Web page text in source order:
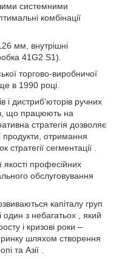
системними
комбінації
мм, внутрішні
41G2 S1).
торгово-виробничої
в 1990 році.
і дистриб'юторів ручних
що працюють на
стратегія дозволяє
продукти, отримання
сегментації .
професійних
обслуговування
капіталу груп
один з небагатьох , який
і кризові роки –
шляхом створення
та Азії .